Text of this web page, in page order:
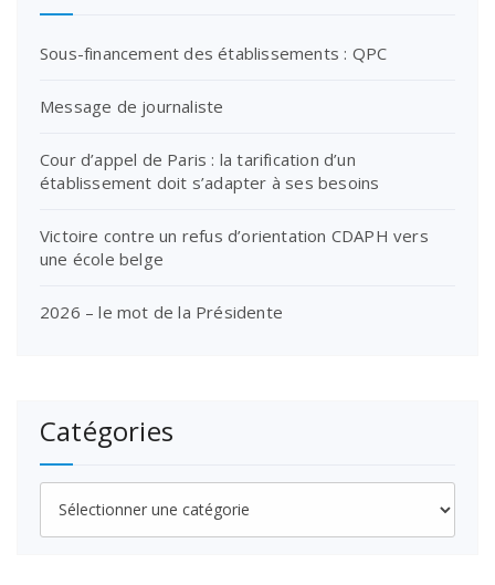
Sous-financement des établissements : QPC
Message de journaliste
Cour d’appel de Paris : la tarification d’un
établissement doit s’adapter à ses besoins
Victoire contre un refus d’orientation CDAPH vers
une école belge
2026 – le mot de la Présidente
Catégories
Catégories